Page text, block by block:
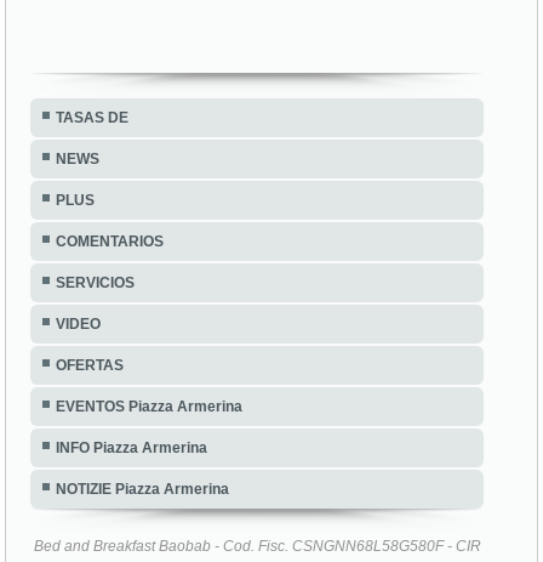
TASAS DE
NEWS
PLUS
COMENTARIOS
SERVICIOS
VIDEO
OFERTAS
EVENTOS Piazza Armerina
INFO Piazza Armerina
NOTIZIE Piazza Armerina
Bed and Breakfast Baobab - Cod. Fisc. CSNGNN68L58G580F - CIR